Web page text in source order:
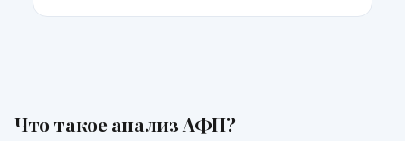
Что такое анализ АФП?